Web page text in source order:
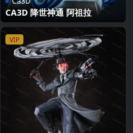
CA3D 降世神通 阿祖拉
VIP